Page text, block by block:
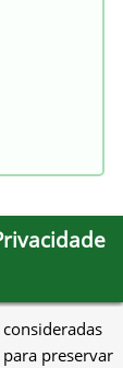
preservar